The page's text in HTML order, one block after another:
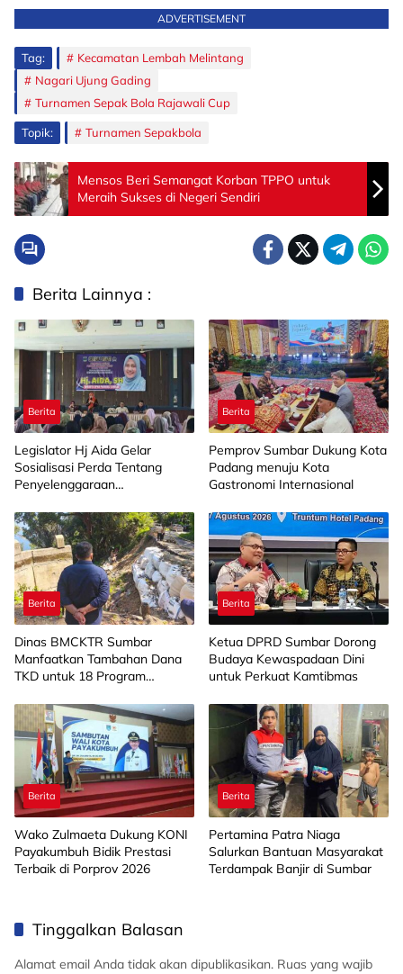
ADVERTISEMENT
Tag:
Kecamatan Lembah Melintang
Nagari Ujung Gading
Turnamen Sepak Bola Rajawali Cup
Topik: Turnamen Sepakbola
Mensos Beri Semangat Korban TPPO untuk
Meraih Sukses di Negeri Sendiri
Berita Lainnya :
Berita
Legislator Hj Aida Gelar
Sosialisasi Perda Tentang
Penyelenggaraan
Limapuluh Kota
Berita
Pemprov Sumbar Dukung Kota
Padang menuju Kota
Gastronomi Internasional
Berita
Dinas BMCKTR Sumbar
Manfaatkan Tambahan Dana
TKD untuk 18 Program
Berita
Ketua DPRD Sumbar Dorong
Budaya Kewaspadaan Dini
untuk Perkuat Kamtibmas
Berita
Wako Zulmaeta Dukung KONI
Payakumbuh Bidik Prestasi
Terbaik di Porprov 2026
Berita
Pertamina Patra Niaga
Salurkan Bantuan Masyarakat
Terdampak Banjir di Sumbar
Tinggalkan Balasan
Alamat email Anda tidak akan dipublikasikan. Ruas yang wajib